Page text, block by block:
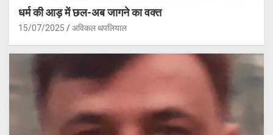
धर्म की आड़ में छल-अब जागने का वक्त
15/07/2025 अविकल थपलियाल